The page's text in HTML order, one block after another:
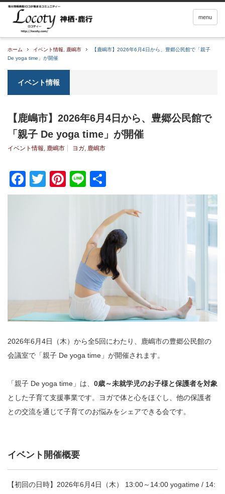
menu
ホーム イベント情報 鹿嶋市
【鹿嶋市】2026年6月4日から、豊郷公民館で「親子
De yoga time」が開催
イベント情報
【鹿嶋市】2026年6月4日から、豊郷公民館で
「親子 De yoga time」が開催
イベント情報, 鹿嶋市 ヨガ, 鹿嶋市
Facebook
TwitterPinterest
Line
有
2026年6月4日（木）から全5回にわたり、鹿嶋市の豊郷公民館の
会議室で「親子 De yoga time」が開催されます。
「親子 De yoga time」は、 0歳～未就学児のお子様と保護者を対象
とした子育て支援事業です。ヨガで体と心をほぐし、他の保護者
との交流を通じて子育てのお悩みをシェアできる会です。
イベント開催概要
【初回の日時】2026年6月4日（木） 13:00～14:00 yogatime / 14: